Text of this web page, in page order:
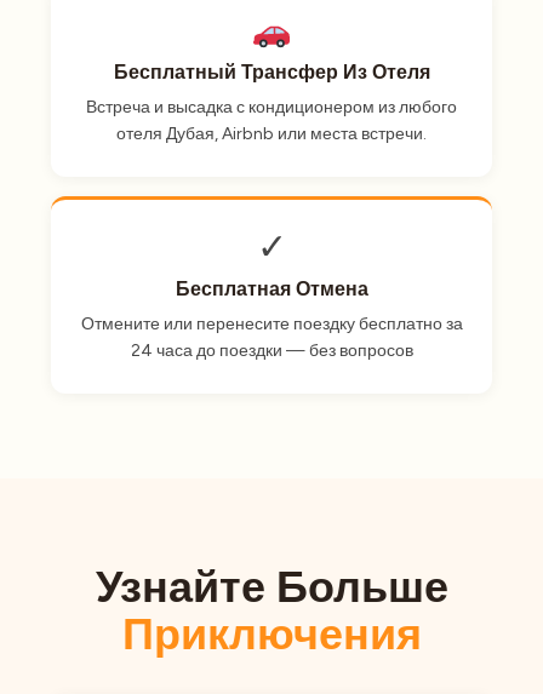
Бесплатный Трансфер Из Отеля
Встреча и высадка с кондиционером из любого
отеля Дубая, Airbnb или места встречи.
✓
Бесплатная Отмена
Отмените или перенесите поездку бесплатно за
24 часа до поездки — без вопросов
Узнайте Больше
Приключения